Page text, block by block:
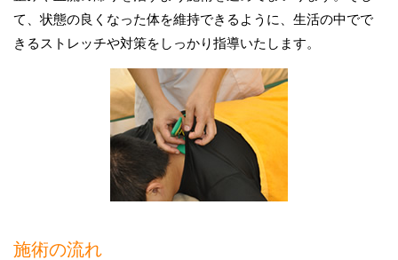
て、状態の良くなった体を維持できるように、生活の中でで
きるストレッチや対策をしっかり指導いたします。
施術の流れ